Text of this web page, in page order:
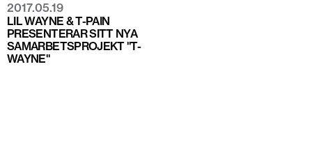
2017.05.19
LIL WAYNE & T-PAIN
PRESENTERAR SITT NYA
SAMARBETSPROJEKT "T-
WAYNE"